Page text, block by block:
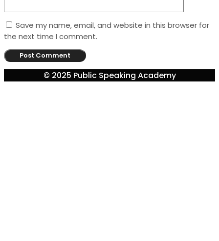
Save my name, email, and website in this browser for
the next time I comment.
© 2025 Public Speaking Academy